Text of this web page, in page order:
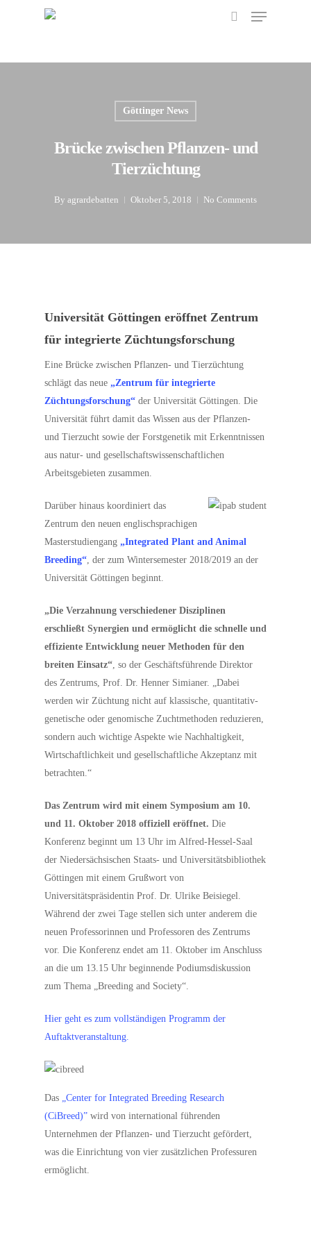
content
Menu
Göttinger News
Brücke zwischen Pflanzen- und
Tierzüchtung
By agrardebatten Oktober 5, 2018 No Comments
Universität Göttingen eröffnet Zentrum
für integrierte Züchtungsforschung
Eine Brücke zwischen Pflanzen- und Tierzüchtung
schlägt das neue „Zentrum für integrierte
Züchtungsforschung“ der Universität Göttingen. Die
Universität führt damit das Wissen aus der Pflanzen-
und Tierzucht sowie der Forstgenetik mit Erkenntnissen
aus natur- und gesellschaftswissenschaftlichen
Arbeitsgebieten zusammen.
Darüber hinaus koordiniert das
Zentrum den neuen englischsprachigen
Masterstudiengang „Integrated Plant and Animal
Breeding“, der zum Wintersemester 2018/2019 an der
Universität Göttingen beginnt.
„Die Verzahnung verschiedener Disziplinen
erschließt Synergien und ermöglicht die schnelle und
effiziente Entwicklung neuer Methoden für den
breiten Einsatz“, so der Geschäftsführende Direktor
des Zentrums, Prof. Dr. Henner Simianer. „Dabei
werden wir Züchtung nicht auf klassische, quantitativ-
genetische oder genomische Zuchtmethoden reduzieren,
sondern auch wichtige Aspekte wie Nachhaltigkeit,
Wirtschaftlichkeit und gesellschaftliche Akzeptanz mit
betrachten.“
Das Zentrum wird mit einem Symposium am 10.
und 11. Oktober 2018 offiziell eröffnet. Die
Konferenz beginnt um 13 Uhr im Alfred-Hessel-Saal
der Niedersächsischen Staats- und Universitätsbibliothek
Göttingen mit einem Grußwort von
Universitätspräsidentin Prof. Dr. Ulrike Beisiegel.
Während der zwei Tage stellen sich unter anderem die
neuen Professorinnen und Professoren des Zentrums
vor. Die Konferenz endet am 11. Oktober im Anschluss
an die um 13.15 Uhr beginnende Podiumsdiskussion
zum Thema „Breeding and Society“.
Hier geht es zum vollständigen Programm der
Auftaktveranstaltung.
Das „Center for Integrated Breeding Research
(CiBreed)” wird von international führenden
Unternehmen der Pflanzen- und Tierzucht gefördert,
was die Einrichtung von vier zusätzlichen Professuren
ermöglicht.